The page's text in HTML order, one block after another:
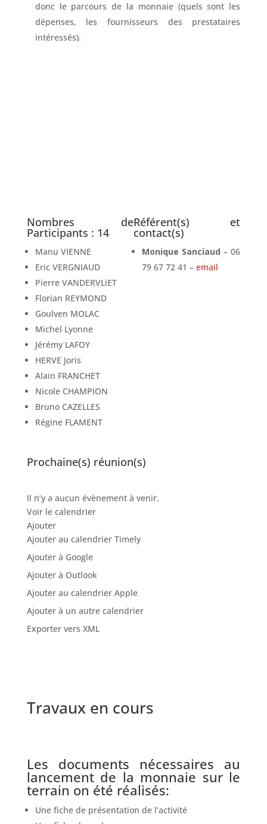
donc le parcours de la monnaie (quels sont les
dépenses, les fournisseurs des prestataires
intéressés).
Nombres de
Participants : 14
Manu VIENNE
Eric VERGNIAUD
Pierre VANDERVLiET
Florian REYMOND
Goulven MOLAC
Michel Lyonne
Jérémy LAFOY
HERVE Joris
Alain FRANCHET
Nicole CHAMPION
Bruno CAZELLES
Régine FLAMENT
Référent(s) et
contact(s)
Monique Sanciaud – 06
79 67 72 41 – email
Prochaine(s) réunion(s)
Il n’y a aucun évènement à venir.
Voir le calendrier
Ajouter
Ajouter au calendrier Timely
Ajouter à Google
Ajouter à Outlook
Ajouter au calendrier Apple
Ajouter à un autre calendrier
Exporter vers XML
Travaux en cours
Les documents nécessaires au
lancement de la monnaie sur le
terrain on été réalisés:
Une fiche de présentation de l’activité